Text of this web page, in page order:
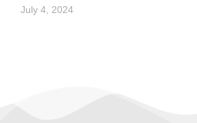
July 4, 2024